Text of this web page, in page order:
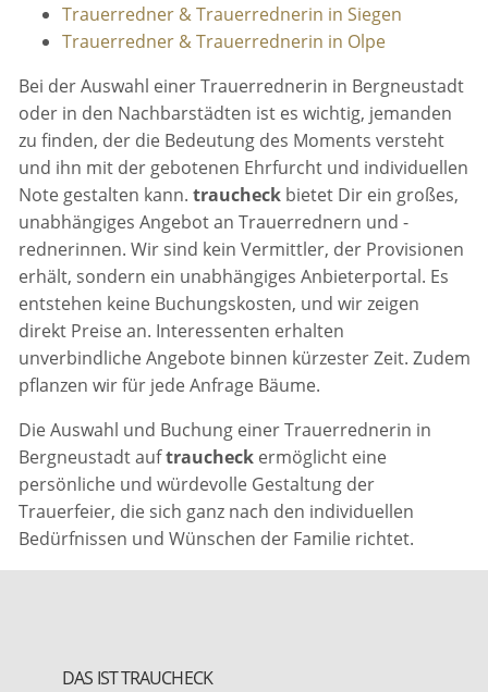
Trauerredner & Trauerrednerin in Siegen
Trauerredner & Trauerrednerin in Olpe
Bei der Auswahl einer Trauerrednerin in Bergneustadt
oder in den Nachbarstädten ist es wichtig, jemanden
zu finden, der die Bedeutung des Moments versteht
und ihn mit der gebotenen Ehrfurcht und individuellen
Note gestalten kann.traucheck bietet Dir ein großes,
unabhängiges Angebot an Trauerrednern und -
rednerinnen. Wir sind kein Vermittler, der Provisionen
erhält, sondern ein unabhängiges Anbieterportal. Es
entstehen keine Buchungskosten, und wir zeigen
direkt Preise an. Interessenten erhalten
unverbindliche Angebote binnen kürzester Zeit. Zudem
pflanzen wir für jede Anfrage Bäume.
Die Auswahl und Buchung einer Trauerrednerin in
Bergneustadt auftraucheck ermöglicht eine
persönliche und würdevolle Gestaltung der
Trauerfeier, die sich ganz nach den individuellen
Bedürfnissen und Wünschen der Familie richtet.
DAS IST TRAUCHECK